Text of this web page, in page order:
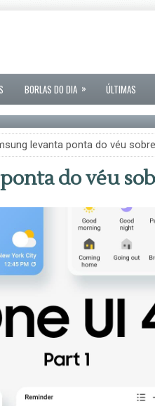
BORLAS DO DIA » ÚLTIMAS
levanta ponta do véu
do véu